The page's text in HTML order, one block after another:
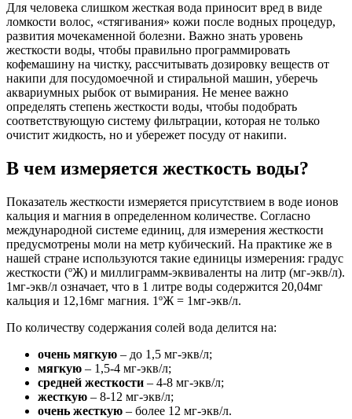
Для человека слишком жесткая вода приносит вред в виде
ломкости волос, «стягивания» кожи после водных процедур,
развития мочекаменной болезни. Важно знать уровень
жесткости воды, чтобы правильно программировать
кофемашину на чистку, рассчитывать дозировку веществ от
накипи для посудомоечной и стиральной машин, уберечь
аквариумных рыбок от вымирания. Не менее важно
определять степень жесткости воды, чтобы подобрать
соответствующую систему фильтрации, которая не только
очистит жидкость, но и убережет посуду от накипи.
В чем измеряется жесткость воды?
Показатель жесткости измеряется присутствием в воде ионов
кальция и магния в определенном количестве. Согласно
международной системе единиц, для измерения жесткости
предусмотрены моли на метр кубический. На практике же в
нашей стране используются такие единицы измерения: градус
жесткости (ºЖ) и миллиграмм-эквиваленты на литр (мг-экв/л).
1мг-экв/л означает, что в 1 литре воды содержится 20,04мг
кальция и 12,16мг магния. 1ºЖ = 1мг-экв/л.
По количеству содержания солей вода делится на:
очень мягкую – до 1,5 мг-экв/л;
мягкую – 1,5-4 мг-экв/л;
средней жесткости – 4-8 мг-экв/л;
жесткую – 8-12 мг-экв/л;
очень жесткую – более 12 мг-экв/л.